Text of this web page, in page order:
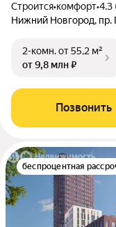
Строится•комфорт•4.3
Нижний Новгород, пр.
2-комн.от 55,2 м²
от 9,8 млн ₽
Позвонить
беспроцентная